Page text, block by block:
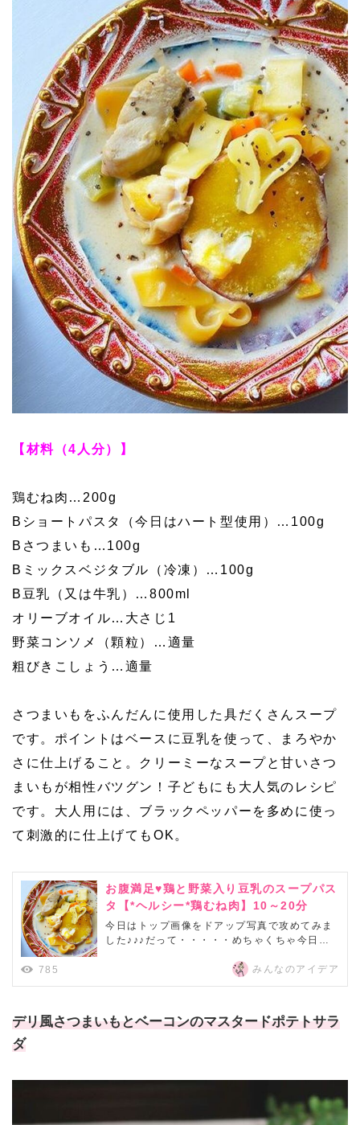
【材料（4人分）】
鶏むね肉…200g
Bショートパスタ（今日はハート型使用）…100g
Bさつまいも…100g
Bミックスベジタブル（冷凍）…100g
B豆乳（又は牛乳）…800ml
オリーブオイル…大さじ1
野菜コンソメ（顆粒）…適量
粗びきこしょう…適量
さつまいもをふんだんに使用した具だくさんスープ
です。ポイントはベースに豆乳を使って、まろやか
さに仕上げること。クリーミーなスープと甘いさつ
まいもが相性バツグン！子どもにも大人気のレシピ
です。大人用には、ブラックペッパーを多めに使っ
て刺激的に仕上げてもOK。
お腹満足♥鶏と野菜入り豆乳のスープパス
タ【*ヘルシー*鶏むね肉】10～20分
今日はトップ画像をドアップ写真で攻めてみま
した♪♪♪だって・・・・・めちゃくちゃ今日の
で指が震え、携帯打つ指もおぼつかないほど寒
かったー。きっと、あと3分バスが来なかった
なので、あったか具沢山スープの画像であっ...
785 みんなのアイデア
デリ風さつまいもとベーコンのマスタードポテトサラ
ダ